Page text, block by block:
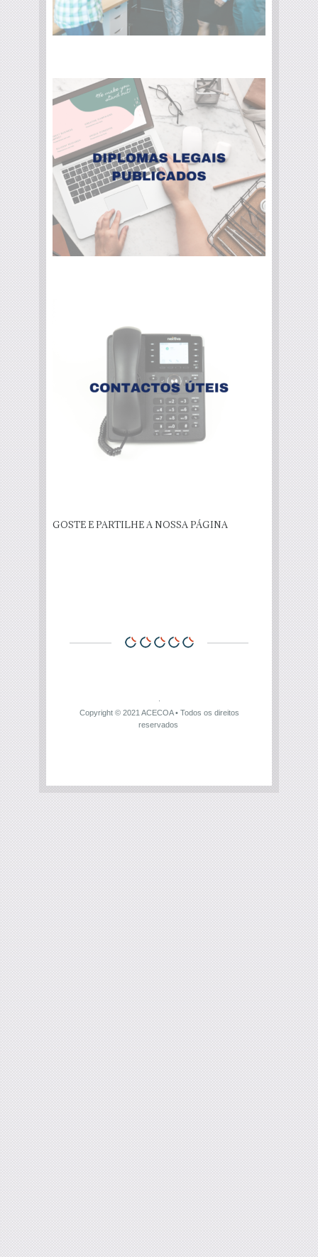
GOSTE E PARTILHE A NOSSA PÁGINA
Copyright © 2021 ACECOA• Todos os direitos
reservados